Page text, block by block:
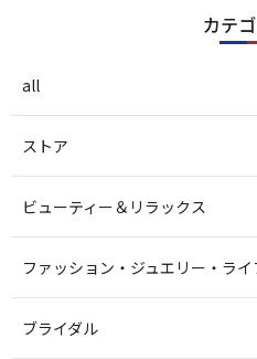
カテ
all
ストア
ビューティー＆リラックス
ファッション・ジュエリー・ラ
ブライダル